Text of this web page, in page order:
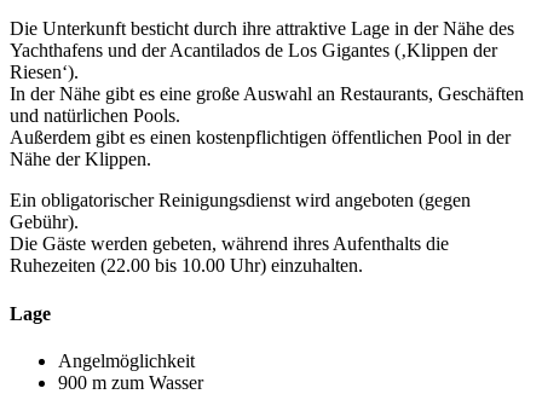
Die Unterkunft besticht durch ihre attraktive Lage in der Nähe des
Yachthafens und der Acantilados de Los Gigantes (‚Klippen der
Riesen‘).
In der Nähe gibt es eine große Auswahl an Restaurants, Geschäften
und natürlichen Pools.
Außerdem gibt es einen kostenpflichtigen öffentlichen Pool in der
Nähe der Klippen.
Ein obligatorischer Reinigungsdienst wird angeboten (gegen
Gebühr).
Die Gäste werden gebeten, während ihres Aufenthalts die
Ruhezeiten (22.00 bis 10.00 Uhr) einzuhalten.
Lage
Angelmöglichkeit
900 m zum Wasser